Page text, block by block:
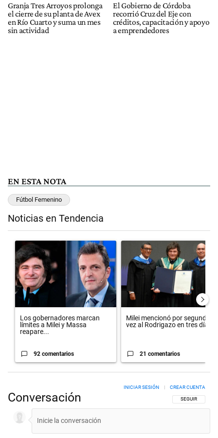
Granja Tres Arroyos prolonga
el cierre de su planta de Avex
en Río Cuarto y suma un mes
sin actividad
El Gobierno de Córdoba
recorrió Cruz del Eje con
créditos, capacitación y apoyo
a emprendedores
EN ESTA NOTA
Fútbol Femenino
Noticias en Tendencia
Un artículo de tendencia con el título "Los gobernadores marcan
Los gobernadores marcan
límites a Milei y Massa
reapare...
92 comentarios
Un artículo de tendencia con el
Milei mencionó por segunda
vez al Rodrigazo en tres día...
21 comentarios
Conversación SIGA ESTA
SEGUIR
INICIAR SESIÓN | CREAR CUENTA